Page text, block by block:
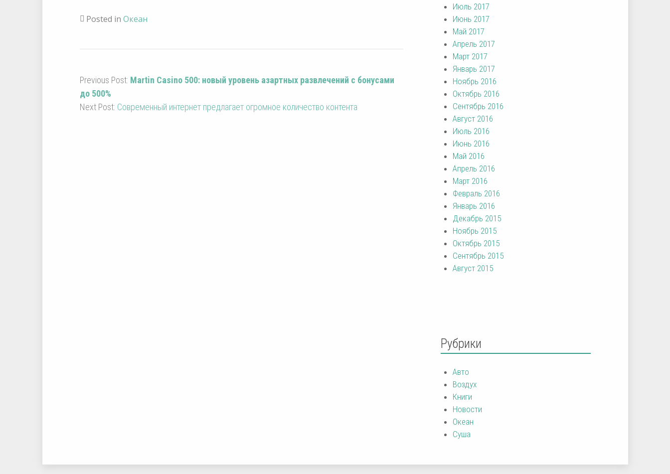
Posted in Океан
Previous Post: Martin Casino 500: новый уровень азартных развлечений с бонусами
до 500%
Next Post: Современный интернет предлагает огромное количество контента
Июль 2017
Июнь 2017
Май 2017
Апрель 2017
Март 2017
Январь 2017
Ноябрь 2016
Октябрь 2016
Сентябрь 2016
Август 2016
Июль 2016
Июнь 2016
Май 2016
Апрель 2016
Март 2016
Февраль 2016
Январь 2016
Декабрь 2015
Ноябрь 2015
Октябрь 2015
Сентябрь 2015
Август 2015
Рубрики
Авто
Воздух
Книги
Новости
Океан
Суша